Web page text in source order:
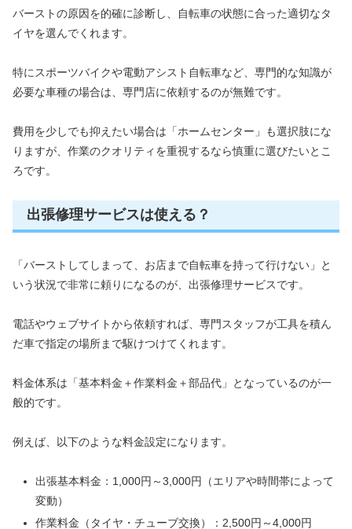
バーストの原因を的確に診断し、自転車の状態に合った適切なタ
イヤを選んでくれます。
特にスポーツバイクや電動アシスト自転車など、専門的な知識が
必要な車種の場合は、専門店に依頼するのが無難です。
費用を少しでも抑えたい場合は「ホームセンター」も選択肢にな
りますが、作業のクオリティを重視するなら慎重に選びたいとこ
ろです。
出張修理サービスは使える？
「バーストしてしまって、お店まで自転車を持って行けない」と
いう状況で非常に頼りになるのが、出張修理サービスです。
電話やウェブサイトから依頼すれば、専門スタッフが工具を積ん
だ車で指定の場所まで駆けつけてくれます。
料金体系は「基本料金＋作業料金＋部品代」となっているのが一
般的です。
例えば、以下のような料金設定になります。
出張基本料金：1,000円～3,000円（エリアや時間帯によって
変動）
作業料金（タイヤ・チューブ交換）：2,500円～4,000円